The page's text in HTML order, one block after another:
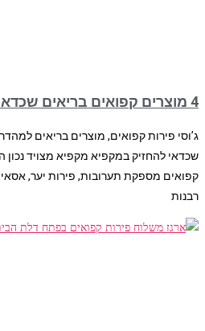
4 מוצרים קפואים בריאים שכדאי להחזיק במקפיא
שכדאי להחזיק במקפיא מקפיא מצויד נכון
קפואים מספקת תערובות, פירות יער, אסאי
רבנות